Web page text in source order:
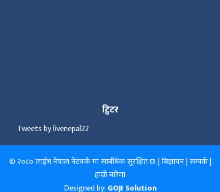
ट्विटर
Tweets by livenepal22
© २०८० लाईभ नेपाल नेटवर्क मा सार्बधिक सुरक्षित छ. |बिज्ञापन|सम्पर्क|
हाम्रो बारेमा
Designed by: GOJI Solution